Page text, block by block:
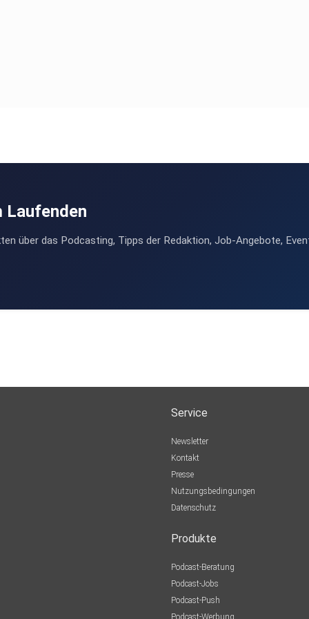
Laufenden
über das Podcasting, Tipps der Redaktion, Job-Angebote,
Service
Newsletter
Kontakt
Presse
Nutzungsbedingungen
Datenschutz
Produkte
Podcast-Beratung
Podcast-Jobs
Podcast-Push
Podcast-Werbung